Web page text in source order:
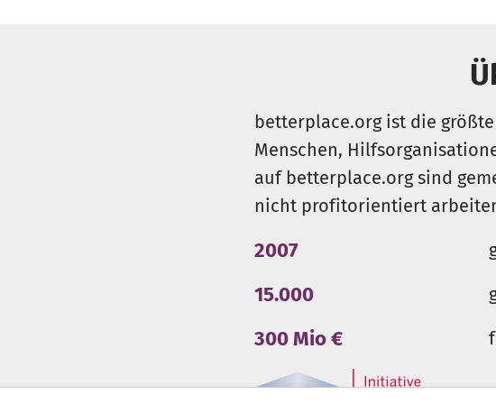
betterplace.org ist die
Menschen,
auf betterplace.org sind
nicht profitorientiert
2007
15.000
300 Mio €